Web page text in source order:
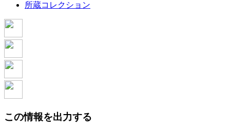
所蔵コレクション
この情報を出力する